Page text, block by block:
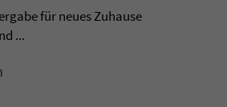
für neues Zuhause
...